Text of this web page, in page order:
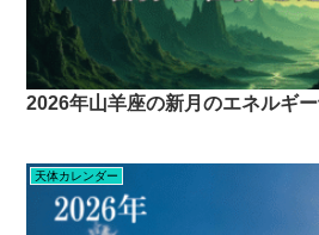
2026年山羊座の新月のエネルギ
天体カレンダー